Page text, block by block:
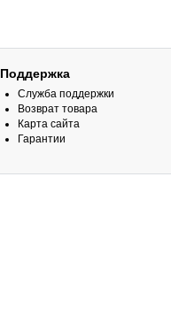
Поддержка
Служба поддержки
Возврат товара
Карта сайта
Гарантии